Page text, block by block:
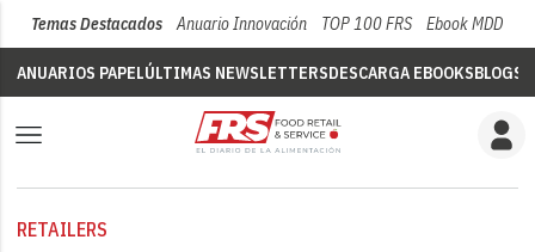
Temas Destacados Anuario Innovación TOP 100 FRS Ebook MDD
ANUARIOS PAPELÚLTIMAS NEWSLETTERSDESCARGA EBOOKSBLOGS
RETAILERS